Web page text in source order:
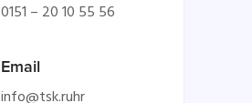
0151 – 20 10 55 56
Email
info@tsk.ruhr